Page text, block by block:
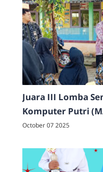
Juara III Lomba
Komputer Putri
October 07 2025